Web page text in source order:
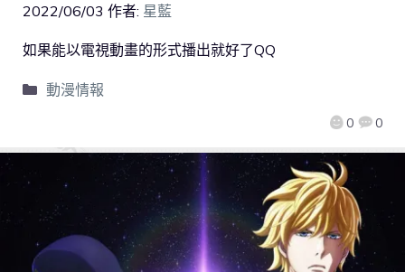
2022/06/03 作者: 星藍
0 0
如果能以電視動畫的形式播出就好了QQ
動漫情報